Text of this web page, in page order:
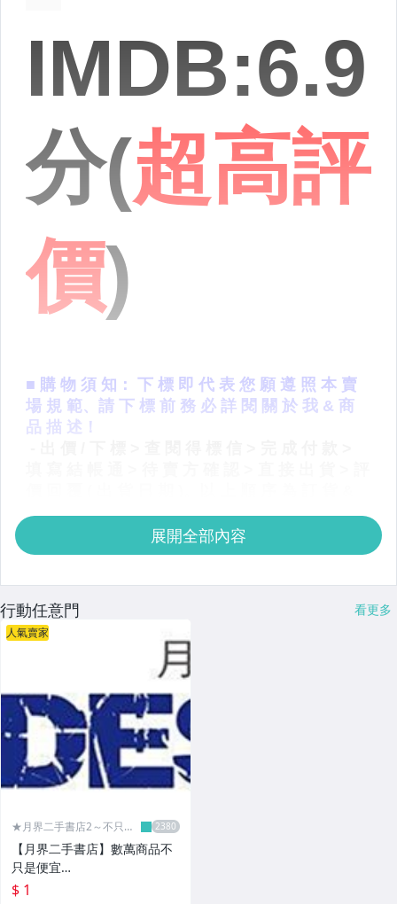
展開全部內容
行動任意門 看更多
人氣賣家
★月界二手書店2～不只是
【月界二手書店】數萬商品不
只是便宜…
$ 1